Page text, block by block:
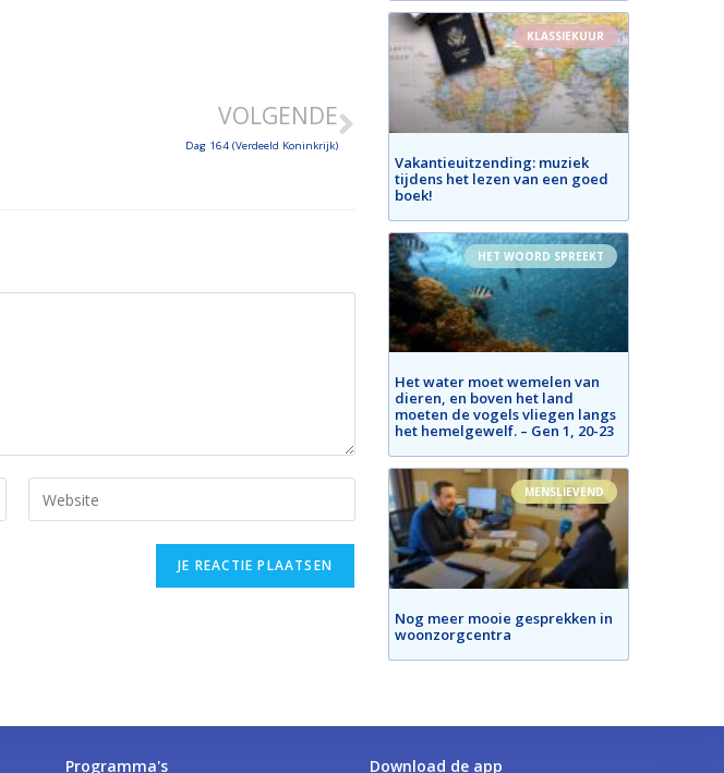
VOLGENDE
Dag 164 (Verdeeld Koninkrijk)
KLASSIEKUUR
Vakantieuitzending: muziek
tijdens het lezen van een goed
boek!
HET WOORD SPREEKT
Het water moet wemelen van
dieren, en boven het land
moeten de vogels vliegen langs
het hemelgewelf. – Gen 1, 20-23
MENSLIEVEND
Nog meer mooie gesprekken in
woonzorgcentra
Programma's Download de app